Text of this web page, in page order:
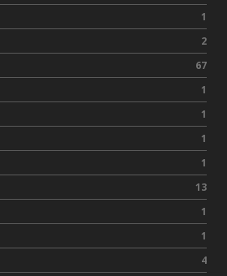
1
2
67
1
1
1
1
13
1
1
4